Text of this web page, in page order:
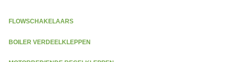
FLOWSCHAKELAARS
BOILER VERDEELKLEPPEN